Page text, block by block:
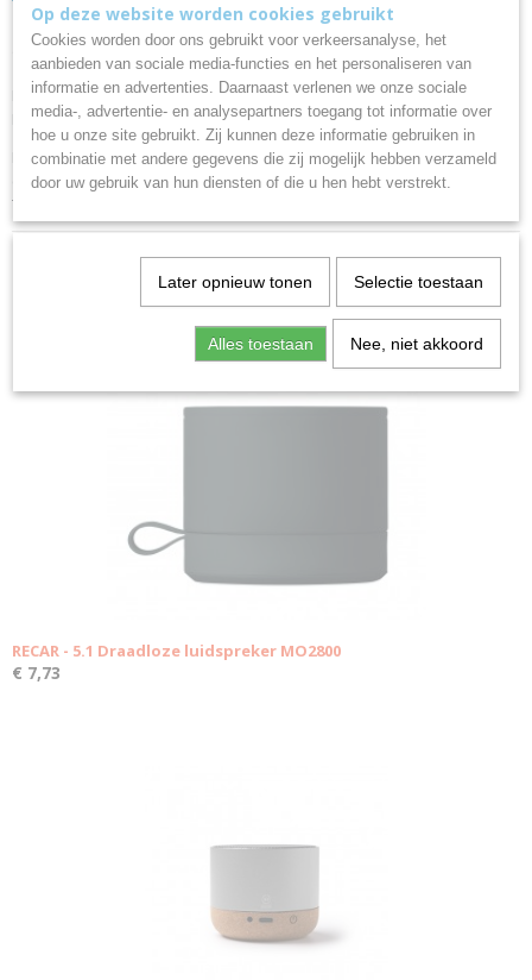
Omschrijving
Powerbank met Draadloos 15 W snel oplader van kurk en tarwevezel
Rotox 1255
Powerbank met structuur van kurk en tarwevezel. 10.000 mAh
capaciteit. Draadloos 15 W snel opladen. 20W Type C en USB-uitgang.
Type-C kabel inbegrepen. Presentatie in een eco-designdoos.
RECAR - 5.1 Draadloze luidspreker MO2800
€ 7,73
Op deze website worden cookies gebruikt
Cookies worden door ons gebruikt voor verkeersanalyse, het
aanbieden van sociale media-functies en het personaliseren van
informatie en advertenties. Daarnaast verlenen we onze sociale
media-, advertentie- en analysepartners toegang tot informatie over
hoe u onze site gebruikt. Zij kunnen deze informatie gebruiken in
combinatie met andere gegevens die zij mogelijk hebben verzameld
door uw gebruik van hun diensten of die u hen hebt verstrekt.
Later opnieuw tonen Selectie toestaan
Alles toestaan Nee, niet akkoord